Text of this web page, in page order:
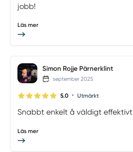
jobb!
Läs mer
Simon Rojje Pärnerklint
september 2025
5.0 • Utmärkt
Snabbt enkelt å väldigt effektivt
Läs mer